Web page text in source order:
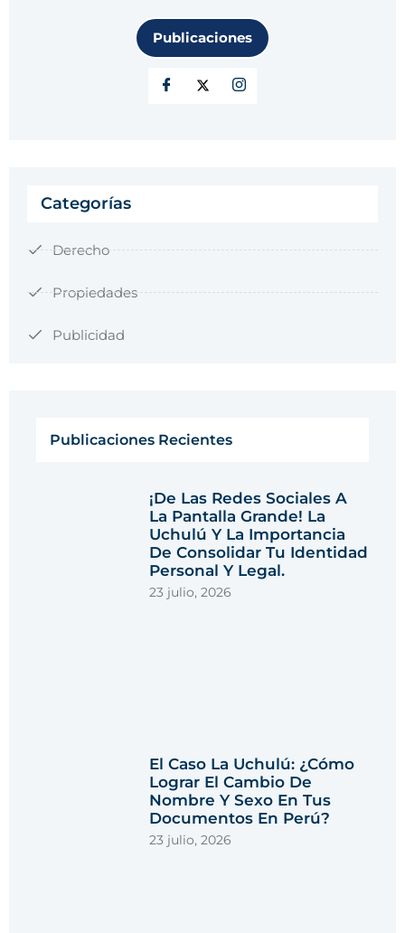
Publicaciones
Categorías
Derecho
Propiedades
Publicidad
Publicaciones Recientes
¡De Las Redes Sociales A
La Pantalla Grande! La
Uchulú Y La Importancia
De Consolidar Tu Identidad
Personal Y Legal.
23 julio, 2026
El Caso La Uchulú: ¿Cómo
Lograr El Cambio De
Nombre Y Sexo En Tus
Documentos En Perú?
23 julio, 2026